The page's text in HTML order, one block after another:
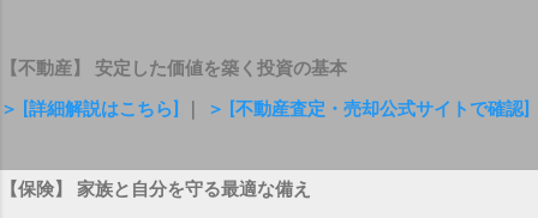
【不動産】 安定した価値を築く投資の基本
＞ [詳細解説はこちら]
＞ [不動産査定・売却公式サイトで確認]
【保険】 家族と自分を守る最適な備え